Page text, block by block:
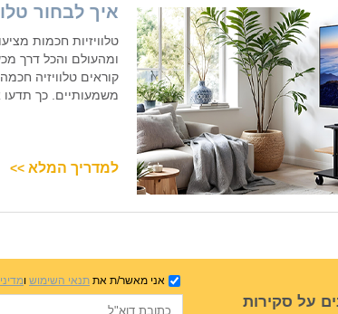
איך לבחור
טלוויזיות חכמות
ומהעולם והכל דרך
קוראים טלוויזיה
משמעותיים. כך תדעו
למדריך המלא >>
על סקירות
אני מאשר/ת את תנאי השימוש ו